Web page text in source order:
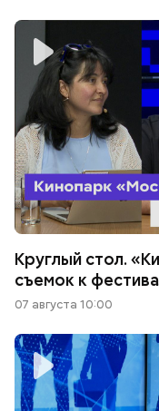
Круглый стол.
съемок к
07 августа 10:00